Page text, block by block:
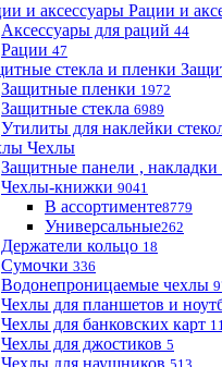
Рации и
Аксессуары для раций 44
Рации 47
Защитные пленки 1972
Защитные стекла 6989
Утилиты для наклейки
Чехлы
Защитные панели , накладки
Чехлы-книжки 9041
В ассортименте8779
Универсальные262
Держатели кольцо 18
Сумочки 336
Водонепроницаемые чехлы
Чехлы для планшетов и
Чехлы для банковских карт
Чехлы для джостиков 5
Чехлы для наушников